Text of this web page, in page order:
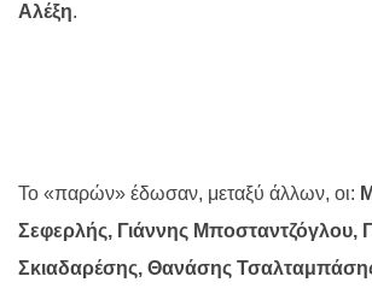
Αλέξη.
Το «παρών» έδωσαν, μεταξύ άλλων, οι:
Σεφερλής, Γιάννης Μποσταντζόγλου,
Σκιαδαρέσης, Θανάσης